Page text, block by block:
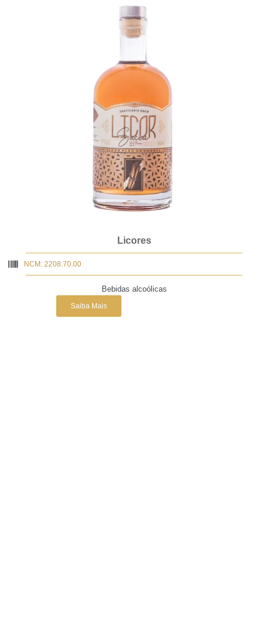
Licores
NCM: 2208.70.00
Bebidas alcoólicas
Saiba Mais